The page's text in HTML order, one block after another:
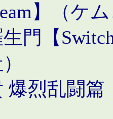
】（ケ
門【
爆烈乱闘篇